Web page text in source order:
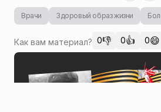
Врачи Здоровый образ жизни
Как вам материал? 0👎 0👍 0😄